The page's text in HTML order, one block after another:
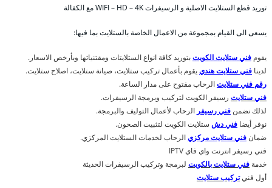
توريد قطع الستلايت الاصلية و الرسيفرات WIFI – HD – 4K مع الكفالة
يسعى الى القيام بمجموعة من الاعمال الخاصة بالستلايت بما فيها:
يقوم فني ستلايت الكويتبتوريد كافة انواع الستلايتات ومقتنياتها وبأرخص الاسعار.
لدينا فني ستلايت هندييقوم بأعمال تركيب ستلايت، صيانة ستلايت، اصلاح ستلايت.
رقم فني ستلايتالرحاب مفتوح على مدار الساعة.
فني ستلايت رسيفر الكويت لتركيب وبرمجة الرسيفرات.
لذلك نضمن فني رسيفر الرحاب لأعمال التوليف والبرمجة.
نوفر أيضا فني دش ستلايت الكويت لتثبيت الصحون.
ضمان فني ستلايت مركزيالرحاب لخدمات الستلايت المركزي.
فني رسيفر انترنت واي فاي IPTV
خدمة فني ستلايت بالكويت لبرمجة وتركيب الرسيفرات الحديثة
أول فنيتركيب ستلايت